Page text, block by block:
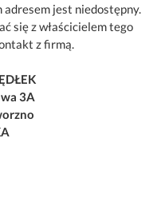
jest niedostępny.
się z właścicielem tego
z firmą.
3A